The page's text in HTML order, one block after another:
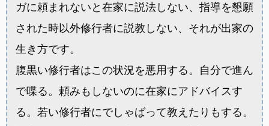
ガに頼まれないと在家に説法しない、指導を懇願
された時以外修行者に説教しない、それが出家の
生き方です。
腹黒い修行者はこの状況を悪用する。自分で進ん
で喋る。頼みもしないのに在家にアドバイスす
る。若い修行者にでしゃばって教えたりもする。